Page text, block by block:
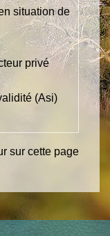
situation de
privé
(Asi)
sur cette page